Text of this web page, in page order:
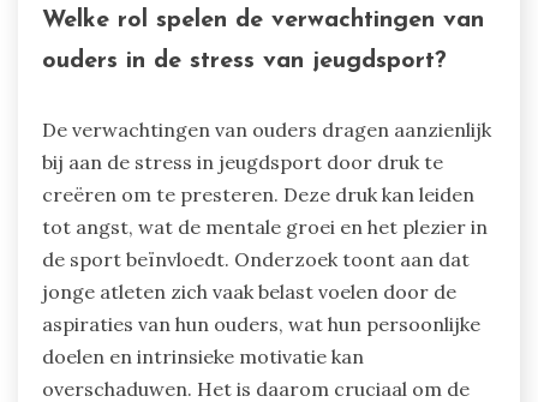
Welke rol spelen de verwachtingen van
ouders in de stress van jeugdsport?
De verwachtingen van ouders dragen aanzienlijk
bij aan de stress in jeugdsport door druk te
creëren om te presteren. Deze druk kan leiden
tot angst, wat de mentale groei en het plezier in
de sport beïnvloedt. Onderzoek toont aan dat
jonge atleten zich vaak belast voelen door de
aspiraties van hun ouders, wat hun persoonlijke
doelen en intrinsieke motivatie kan
overschaduwen. Het is daarom cruciaal om de